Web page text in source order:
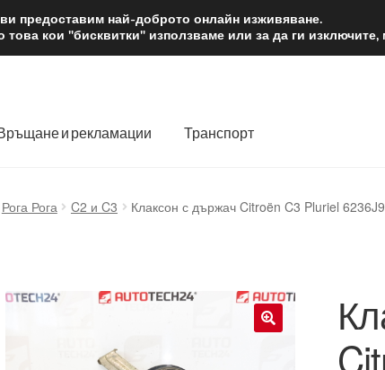
12 лв.
и рекламации Транспорт
Рога Рога C2 и C3 Клаксон с държач Citroën C3 Pluriel 6236J9
предоставим най-доброто онлайн изживяване.
кои "бисквитки" използваме или за да ги изключите,